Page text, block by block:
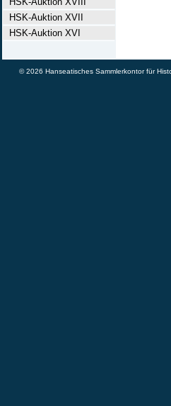
HSK-Auktion XVII
HSK-Auktion XVI
© 2026 Hanseatisches Sammlerkontor für